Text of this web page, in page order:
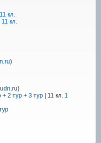
11 кл.
11 кл.
)
)
+ 2 тур + 3 тур | 11 кл. 1